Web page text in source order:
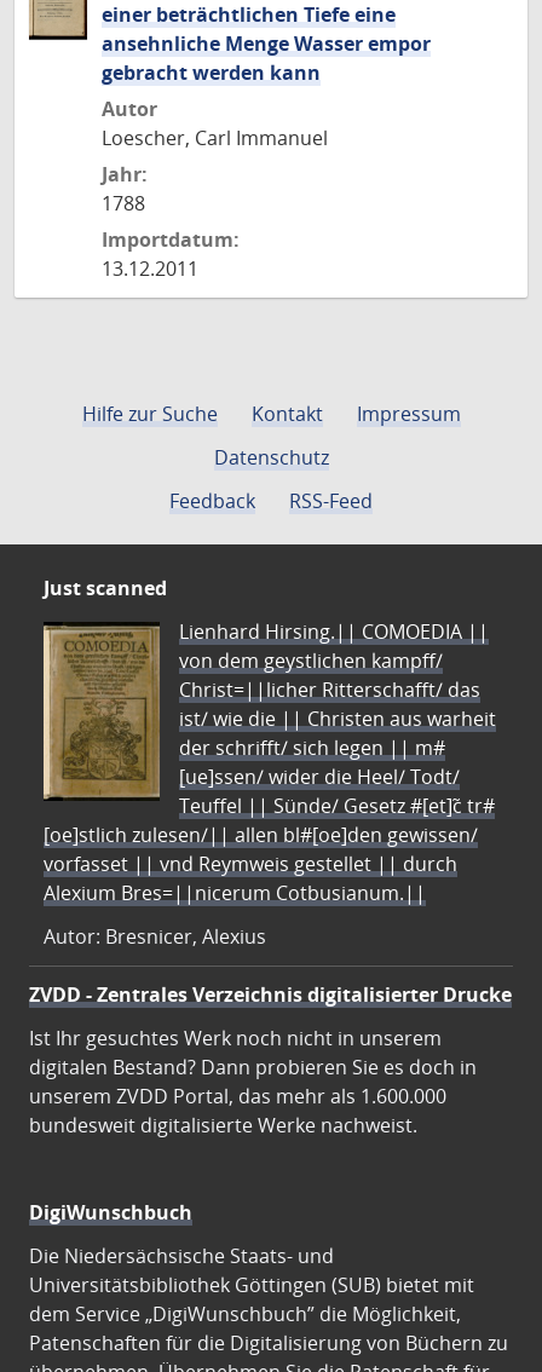
einer beträchtlichen Tiefe eine
ansehnliche Menge Wasser empor
gebracht werden kann
Autor
Loescher, Carl Immanuel
Jahr:
1788
Importdatum:
13.12.2011
Hilfe zur Suche Kontakt
Impressum
Datenschutz
Feedback
RSS-Feed
Just scanned
Lienhard Hirsing.|| COMOEDIA ||
von dem geystlichen kampff/
Christ=||licher Ritterschafft/ das
ist/ wie die || Christen aus warheit
der schrifft/ sich legen || m#
[ue]ssen/ wider die Heel/ Todt/
Teuffel || Sünde/ Gesetz #[et]c̃ tr#
[oe]stlich zulesen/|| allen bl#[oe]den gewissen/
vorfasset || vnd Reymweis gestellet || durch
Alexium Bres=||nicerum Cotbusianum.||
Autor: Bresnicer, Alexius
ZVDD - Zentrales Verzeichnis digitalisierter Drucke
Ist Ihr gesuchtes Werk noch nicht in unserem
digitalen Bestand? Dann probieren Sie es doch in
unserem ZVDD Portal, das mehr als 1.600.000
bundesweit digitalisierte Werke nachweist.
DigiWunschbuch
Die Niedersächsische Staats- und
Universitätsbibliothek Göttingen (SUB) bietet mit
dem Service „DigiWunschbuch” die Möglichkeit,
Patenschaften für die Digitalisierung von Büchern zu